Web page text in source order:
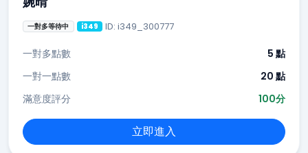
一對多等待中 i349 ID: i349_300777
一對多點數
5 點
一對一點數
20 點
滿意度評分
100分
立即進入